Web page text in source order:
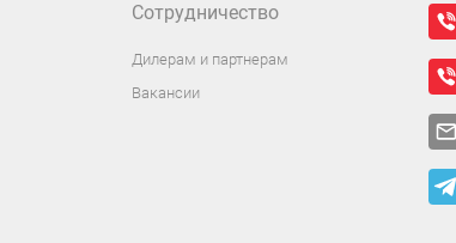
Сотрудничество
Дилерам и партнерам
Вакансии